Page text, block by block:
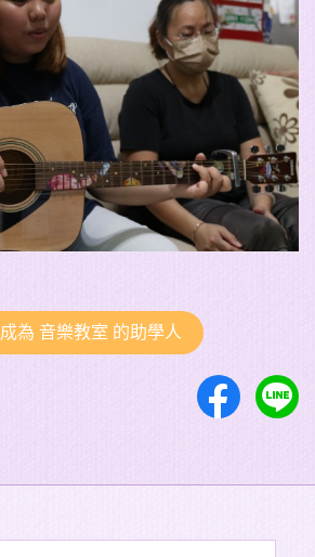
成為 音樂教室 的助學人